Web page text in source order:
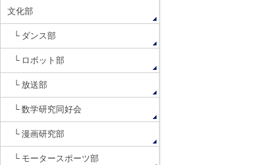
文化部
ダンス部
ロボット部
放送部
数学研究同好会
漫画研究部
モータースポーツ部